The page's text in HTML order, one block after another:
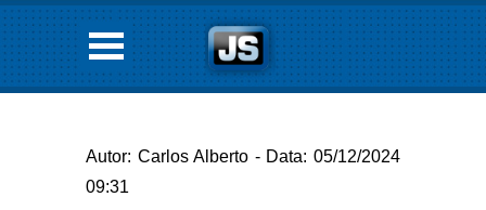
Autor: Carlos Alberto - Data: 05/12/2024
09:31